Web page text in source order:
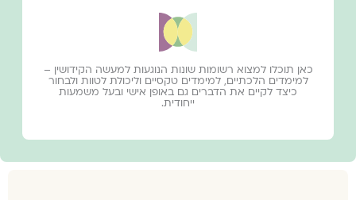
כאן תוכלו למצוא רשומות שונות הנוגעות למעשה הקידושין –
למימדים הלכתיים, למימדים טקסיים וליכולת לטוות ולבחור
כיצד לקיים את הדברים גם באופן אישי ובעל משמעות
ייחודית.